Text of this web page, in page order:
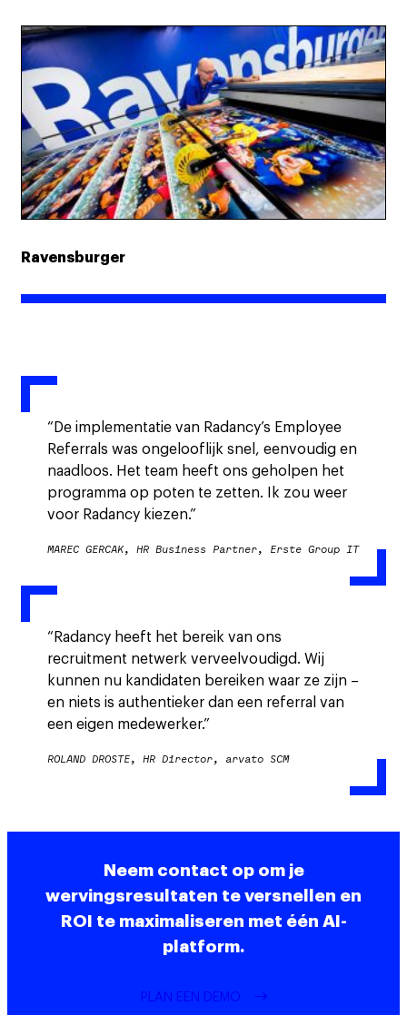
Ravensburger
“De implementatie van Radancy’s Employee
Referrals was ongelooflijk snel, eenvoudig en
naadloos. Het team heeft ons geholpen het
programma op poten te zetten. Ik zou weer
voor Radancy kiezen.”
MAREC GERCAK, HR Business Partner, Erste Group IT
“Radancy heeft het bereik van ons
recruitment netwerk verveelvoudigd. Wij
kunnen nu kandidaten bereiken waar ze zijn –
en niets is authentieker dan een referral van
een eigen medewerker.”
ROLAND DROSTE, HR Director, arvato SCM
Neem contact op om je
wervingsresultaten te versnellen en
ROI te maximaliseren met één AI-
platform.
PLAN EEN DEMO